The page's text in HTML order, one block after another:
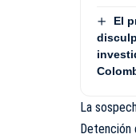
El
La
Detención